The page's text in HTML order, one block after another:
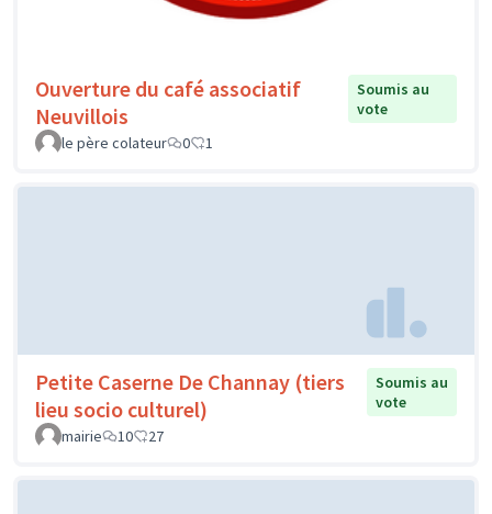
Ouverture du café associatif
Neuvillois
Soumis au
vote
le père colateur
0 1
Petite Caserne De Channay (tiers
lieu socio culturel)
Soumis au
vote
mairie
10 27